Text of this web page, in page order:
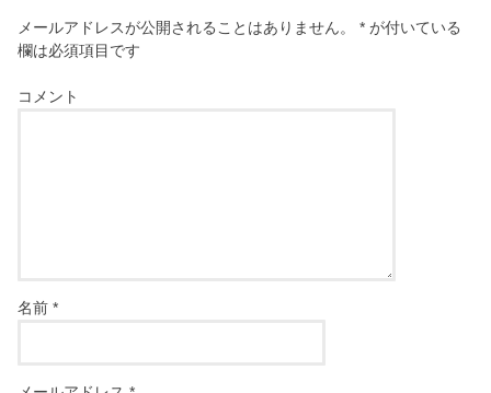
メールアドレスが公開されることはありません。 * が付いている
欄は必須項目です
コメント
名前*